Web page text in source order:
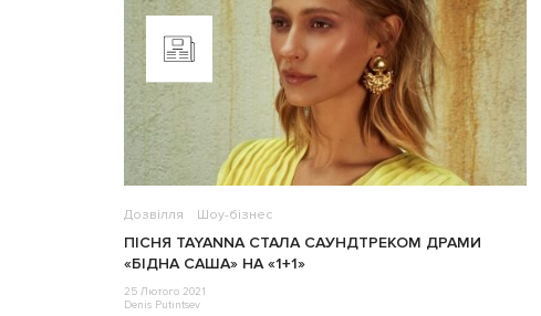
Дозвілля Шоу-бізнес
ПІСНЯ TAYANNА СТАЛА САУНДТРЕКОМ ДРАМИ
«БІДНА САША» НА «1+1»
25 Лютого 2021
Denis Putintsev